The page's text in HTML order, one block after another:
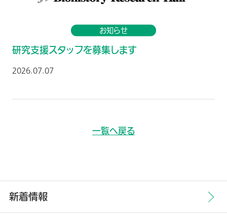
お知らせ
研究支援スタッフを募集します
2026.07.07
一覧へ戻る
新着情報